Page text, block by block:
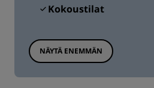
Kokoustilat
NÄYTÄ ENEMMÄN